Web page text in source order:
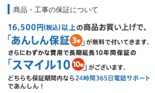
商品・工事の保証について